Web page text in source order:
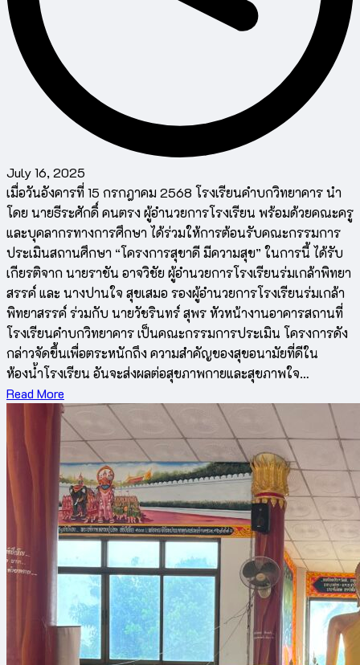
July 16, 2025
เมื่อวันอังคารที่ 15 กรกฎาคม 2568 โรงเรียนคำบกวิทยาคาร นำ
โดย นายธีระศักดิ์ คนตรง ผู้อำนวยการโรงเรียน พร้อมด้วยคณะครู
และบุคลากรทางการศึกษา ได้ร่วมให้การต้อนรับคณะกรรมการ
ประเมินสถานศึกษา “โครงการสุขาดี มีความสุข” ในการนี้ ได้รับ
เกียรติจาก นายราชัน อาจวิชัย ผู้อำนวยการโรงเรียนร่มเกล้าพิทยา
สรรค์ และ นางปานใจ สุขเสมอ รองผู้อำนวยการโรงเรียนร่มเกล้า
พิทยาสรรค์ ร่วมกับ นายวัชรินทร์ สุพร หัวหน้างานอาคารสถานที่
โรงเรียนคำบกวิทยาคาร เป็นคณะกรรมการประเมิน โครงการดัง
กล่าวจัดขึ้นเพื่อตระหนักถึง ความสำคัญของสุขอนามัยที่ดีใน
ห้องน้ำโรงเรียน อันจะส่งผลต่อสุขภาพกายและสุขภาพใจ…
Read More